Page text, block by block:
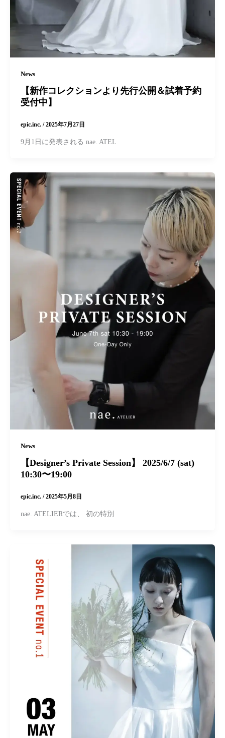
News
【新作コレクションより先行公開＆試着予約
受付中】
epic.inc. /2025年7月27日
9月1日に発表される nae. ATEL
News
【Designer’s Private Session】 2025/6/7 (sat)
10:30〜19:00
epic.inc. /2025年5月8日
nae. ATELIERでは、 初の特別